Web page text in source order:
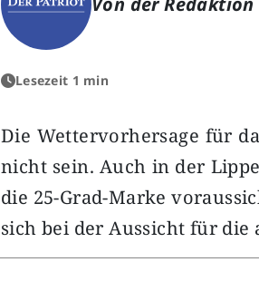
Lesezeit 1 min
Die Wettervorhersage für
nicht sein. Auch in der
die 25-Grad-Marke
sich bei der Aussicht für die